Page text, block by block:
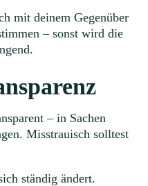
mit deinem Gegenüber
– sonst wird die
– in Sachen
Misstrauisch solltest
ständig ändert.